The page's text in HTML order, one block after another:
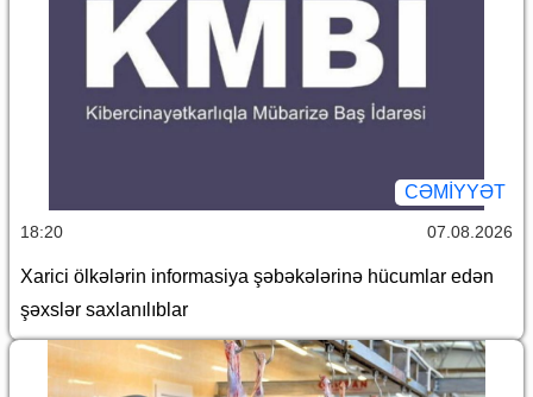
CƏMİYYƏT
18:20 07.08.2026
Xarici ölkələrin informasiya şəbəkələrinə hücumlar edən
şəxslər saxlanılıblar